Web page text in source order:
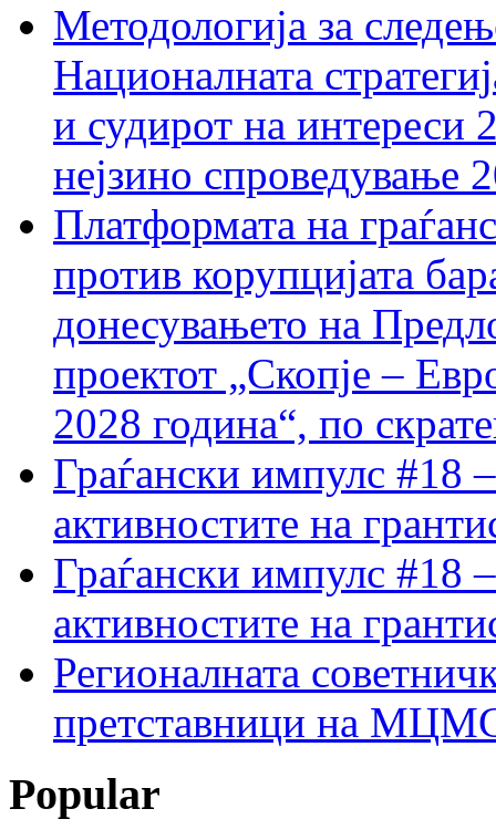
Методологија за
Националната
и судирот на интереси
нејзино спроведување
Платформата на
против корупцијата
донесувањето на
проектот „Скопје –
2028 година“, по
Граѓански импулс #18
активностите на
Граѓански импулс #18
активностите на
Регионалната
претставници на МЦМС
Popular